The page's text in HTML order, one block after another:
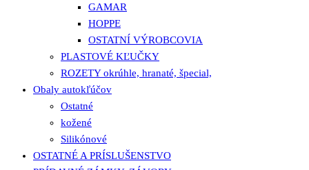
GAMAR
HOPPE
OSTATNÍ VÝROBCOVIA
PLASTOVÉ KĽUČKY
ROZETY okrúhle, hranaté, špecial,
Obaly autokľúčov
Ostatné
kožené
Silikónové
OSTATNÉ A PRÍSLUŠENSTVO